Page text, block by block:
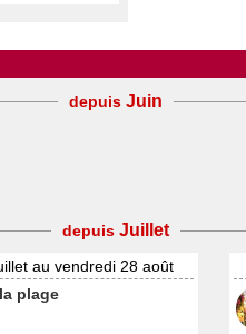
depuis Juin
depuis Juillet
au vendredi 28 août
plage